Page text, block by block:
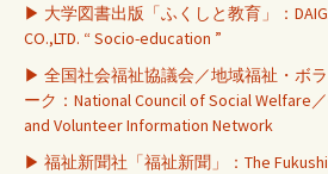
▶ 大学図書出版「ふくしと教育」：
CO.,LTD. “ Socio-education ”
▶ 全国社会福祉協議会／地域福祉・ボ
ーク：National Council of Social Welfare
and Volunteer Information Network
▶ 福祉新聞社「福祉新聞」：The Fukushi